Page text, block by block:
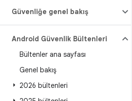
Güvenliğe genel bakış
Android Güvenlik Bültenleri
Bültenler ana sayfası
Genel bakış
2026 bültenleri